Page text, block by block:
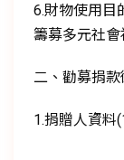
6.財物使用目
籌募多元社會
二、勸募捐款
1.捐贈人資料